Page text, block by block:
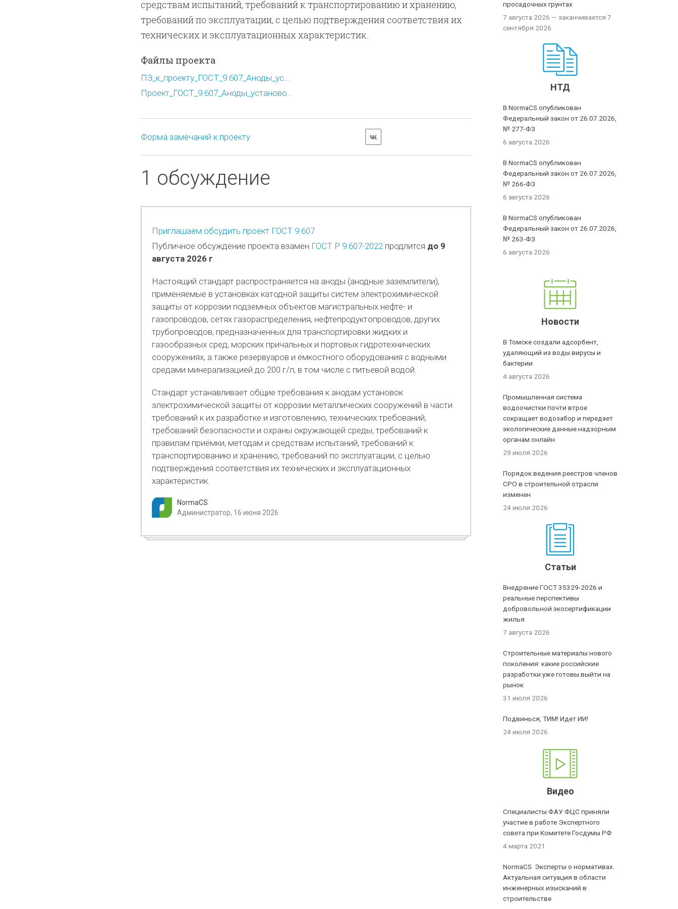
средствам испытаний, требований к транспортированию и хранению,
требований по эксплуатации, с целью подтверждения соответствия их
технических и эксплуатационных характеристик.
Файлы проекта
ПЗ_к_проекту_ГОСТ_9.607_Аноды_ус...
Проект_ГОСТ_9.607_Аноды_установо...
Форма замечаний к проекту
1 обсуждение
Приглашаем обсудить проект ГОСТ 9.607
Публичное обсуждение проекта взамен ГОСТ Р 9.607-2022продлится до 9
августа 2026 г.
Настоящий стандарт распространяется на аноды (анодные заземлители),
применяемые в установках катодной защиты систем электрохимической
защиты от коррозии подземных объектов магистральных нефте- и
газопроводов, сетях газораспределения, нефтепродуктопроводов, других
трубопроводов, предназначенных для транспортировки жидких и
газообразных сред, морских причальных и портовых гидротехнических
сооружениях, а также резервуаров и ёмкостного оборудования с водными
средами минерализацией до 200 г/л, в том числе с питьевой водой.
Стандарт устанавливает общие требования к анодам установок
электрохимической защиты от коррозии металлических сооружений в части
требований к их разработке и изготовлению, технических требований,
требований безопасности и охраны окружающей среды, требований к
правилам приёмки, методам и средствам испытаний, требований к
транспортированию и хранению, требований по эксплуатации, с целью
подтверждения соответствия их технических и эксплуатационных
характеристик.
NormaCS
Администратор, 16 июня 2026
просадочных грунтах
7 августа 2026 — заканчивается 7
сентября 2026
НТД
В NormaCS опубликован
Федеральный закон от 26.07.2026,
№ 277-ФЗ
6 августа 2026
В NormaCS опубликован
Федеральный закон от 26.07.2026,
№ 266-ФЗ
6 августа 2026
В NormaCS опубликован
Федеральный закон от 26.07.2026,
№ 263-ФЗ
6 августа 2026
Новости
В Томске создали адсорбент,
удаляющий из воды вирусы и
бактерии
4 августа 2026
Промышленная система
водоочистки почти втрое
сокращает водозабор и передает
экологические данные надзорным
органам онлайн
29 июля 2026
Порядок ведения реестров членов
СРО в строительной отрасли
изменен
24 июля 2026
Статьи
Внедрение ГОСТ 35329-2026 и
реальные перспективы
добровольной экосертификации
жилья
7 августа 2026
Строительные материалы нового
поколения: какие российские
разработки уже готовы выйти на
рынок
31 июля 2026
Подвинься, ТИМ! Идет ИИ!
24 июля 2026
Видео
Специалисты ФАУ ФЦС приняли
участие в работе Экспертного
совета при Комитете Госдумы РФ
4 марта 2021
NormaCS. Эксперты о нормативах.
Актуальная ситуация в области
инженерных изысканий в
строительстве